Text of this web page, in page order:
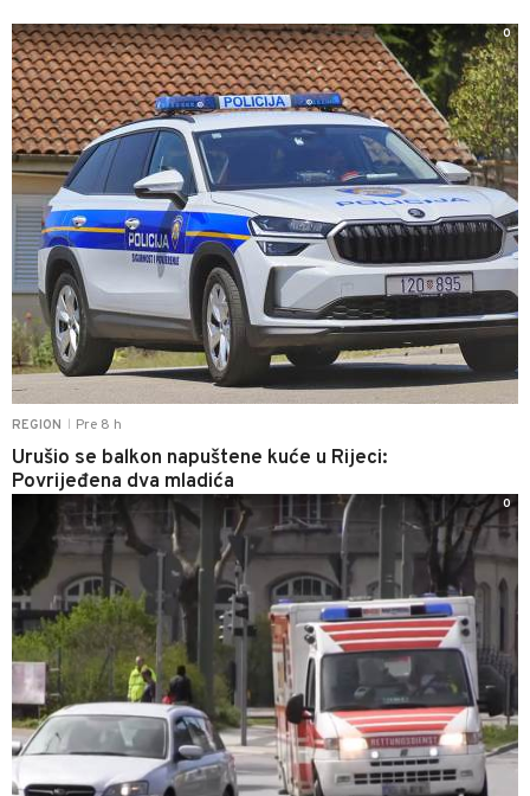
REGION Pre 8 h
Urušio se balkon napuštene kuće u Rijeci:
Povrijeđena dva mladića
0
0